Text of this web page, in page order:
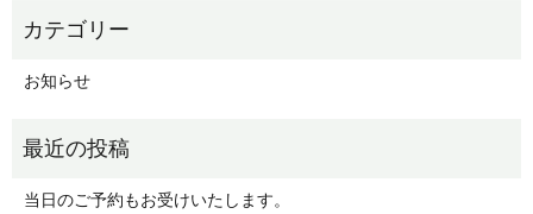
お知らせ
当日のご予約もお受けいたします。